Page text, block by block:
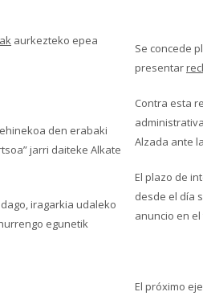
aurkezteko epea
den erabaki
jarri daiteke Alkate
iragarkia udaleko
egunetik
Se concede
presentar
Contra esta
Alzada ante
El plazo de
desde el día
anuncio en
El próximo